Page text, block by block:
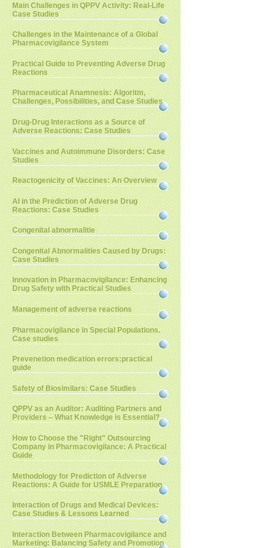
Main Challenges in QPPV Activity: Real-Life
Case Studies
Challenges in the Maintenance of a Global
Pharmacovigilance System
Practical Guide to Preventing Adverse Drug
Reactions
Pharmaceutical Anamnesis: Algoritm,
Challenges, Possibilities, and Case Studies
Drug-Drug Interactions as a Source of
Adverse Reactions: Case Studies
Vaccines and Autoimmune Disorders: Case
Studies
Reactogenicity of Vaccines: An Overview
AI in the Prediction of Adverse Drug
Reactions: Case Studies
Congenital abnormalitie
Congenital Abnormalities Caused by Drugs:
Case Studies
Innovation in Pharmacovigilance: Enhancing
Drug Safety with Practical Studies
Management of adverse reactions
Pharmacovigilance in Special Populations.
Case studies
Prevenetion medication errors:practical
guide
Safety of Biosimilars: Case Studies
QPPV as an Auditor: Auditing Partners and
Providers – What Knowledge is Essential?
How to Choose the "Right" Outsourcing
Company in Pharmacovigilance: A Practical
Guide
Methodology for Prediction of Adverse
Reactions: A Guide for USMLE Preparation
Interaction of Drugs and Medical Devices:
Case Studies & Lessons Learned
Interaction Between Pharmacovigilance and
Marketing: Balancing Safety and Promotion